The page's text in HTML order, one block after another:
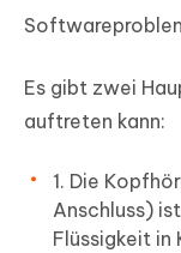
Es gibt zwei
auftreten kann:
1. Die
Anschluss)
Flüssigkeit